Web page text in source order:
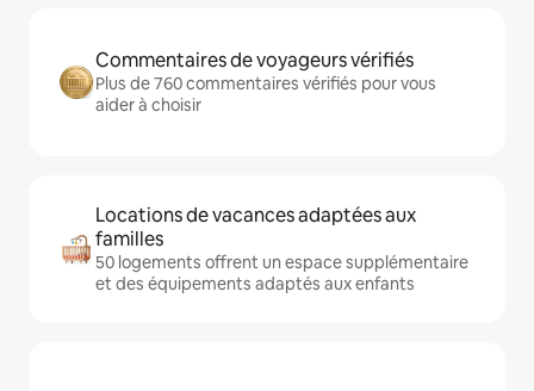
Commentaires de voyageurs vérifiés
Plus de 760 commentaires vérifiés pour vous
aider à choisir
Locations de vacances adaptées aux
familles
50 logements offrent un espace supplémentaire
et des équipements adaptés aux enfants